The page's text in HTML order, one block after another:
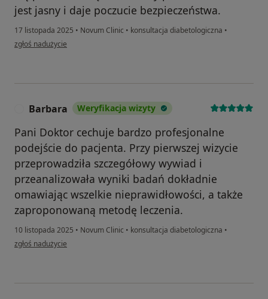
jest jasny i daje poczucie bezpieczeństwa.
17 listopada 2025 • Novum Clinic • konsultacja diabetologiczna •
w opinii użytkownika B
zgłoś nadużycie
Barbara Weryfikacja wizyty
Pani Doktor cechuje bardzo profesjonalne
podejście do pacjenta. Przy pierwszej wizycie
przeprowadziła szczegółowy wywiad i
przeanalizowała wyniki badań dokładnie
omawiając wszelkie nieprawidłowości, a także
zaproponowaną metodę leczenia.
10 listopada 2025 • Novum Clinic • konsultacja diabetologiczna •
w opinii użytkownika Barbara
zgłoś nadużycie